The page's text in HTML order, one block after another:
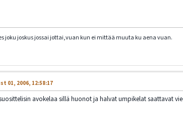
joku joskus jossai jottai,vuan kun ei mittää muuta ku aena vuan.
01, 2006, 12:58:17
avokelaa sillä huonot ja halvat umpikelat saattavat